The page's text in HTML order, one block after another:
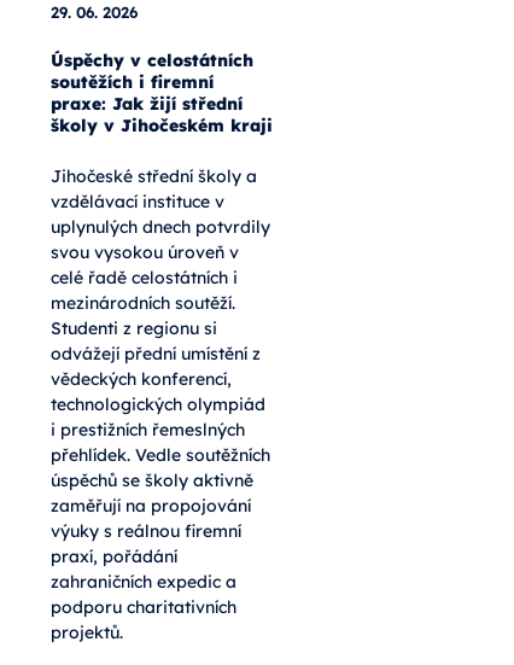
29. 06. 2026
Úspěchy v celostátních
soutěžích i firemní
praxe: Jak žijí střední
školy v Jihočeském kraji
Jihočeské střední školy a
vzdělávací instituce v
uplynulých dnech potvrdily
svou vysokou úroveň v
celé řadě celostátních i
mezinárodních soutěží.
Studenti z regionu si
odvážejí přední umístění z
vědeckých konferencí,
technologických olympiád
i prestižních řemeslných
přehlídek. Vedle soutěžních
úspěchů se školy aktivně
zaměřují na propojování
výuky s reálnou firemní
praxí, pořádání
zahraničních expedic a
podporu charitativních
projektů.